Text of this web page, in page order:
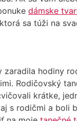
dámske
sa túži na
hodiny
Rodičovský
krátke,
s rodičmi a